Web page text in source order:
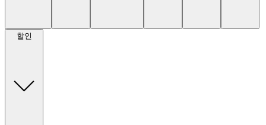
할인